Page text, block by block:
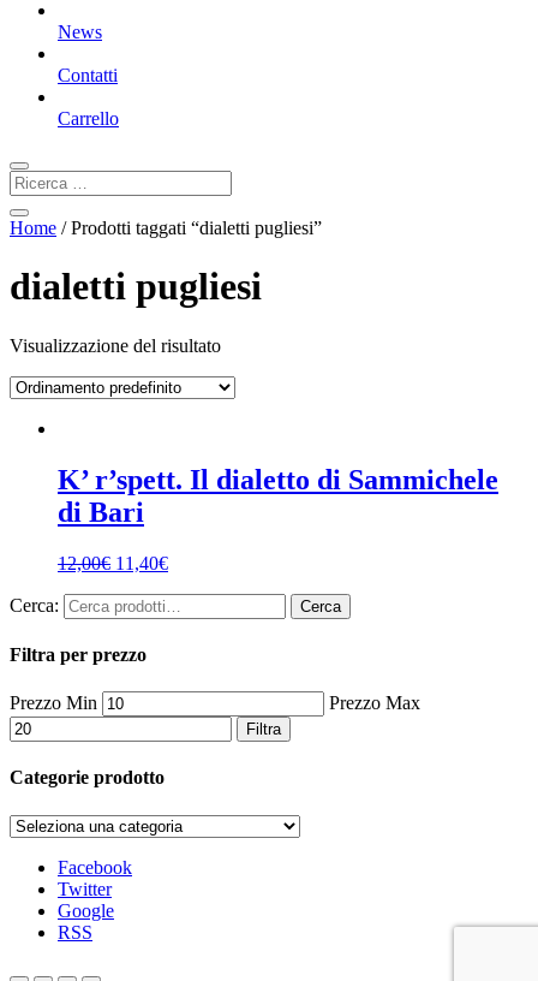
News
Contatti
Carrello
Home / Prodotti taggati “dialetti pugliesi”
dialetti pugliesi
Visualizzazione del risultato
K’ r’spett. Il dialetto di Sammichele
di Bari
12,00€ 11,40€
Cerca: Cerca
Filtra per prezzo
Prezzo Min Prezzo Max
Filtra
Categorie prodotto
Facebook
Twitter
Google
RSS